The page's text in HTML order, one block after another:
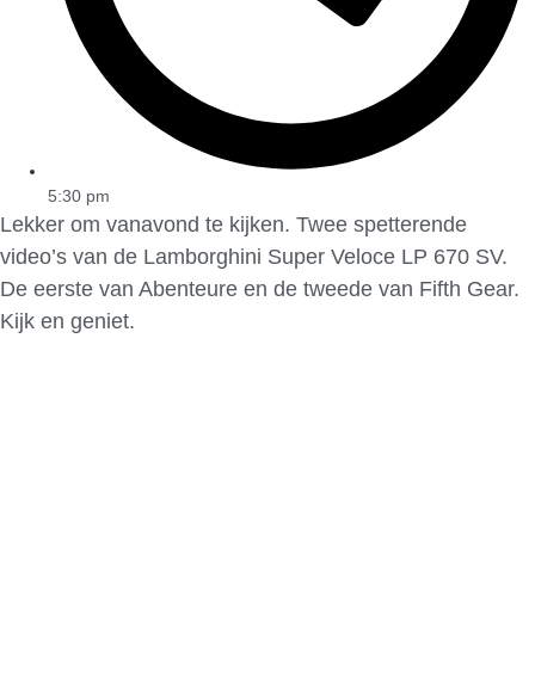
5:30 pm
Lekker om vanavond te kijken. Twee spetterende
video’s van de Lamborghini Super Veloce LP 670 SV.
De eerste van Abenteure en de tweede van Fifth Gear.
Kijk en geniet.